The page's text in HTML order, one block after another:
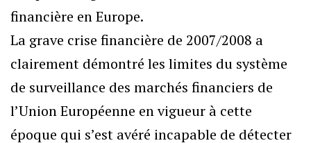
financière en Europe.
La grave crise financière de 2007/2008 a
clairement démontré les limites du système
de surveillance des marchés financiers de
l’Union Européenne en vigueur à cette
époque qui s’est avéré incapable de détecter